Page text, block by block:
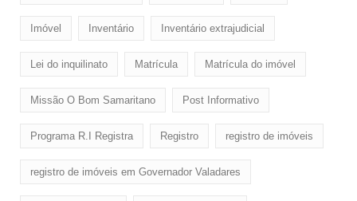
Imóvel Inventário Inventário extrajudicial
Lei do inquilinato Matrícula Matrícula do imóvel
Missão O Bom Samaritano Post Informativo
Programa R.I Registra Registro registro de imóveis
registro de imóveis em Governador Valadares